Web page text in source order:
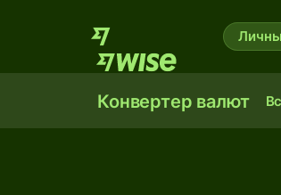
Конвертер валют